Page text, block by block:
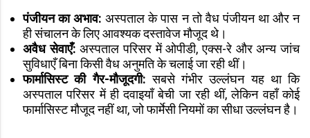
पंजीयन का अभाव: अस्पताल के पास न तो वैध पंजीयन था और न
ही संचालन के लिए आवश्यक दस्तावेज मौजूद थे।
अवैध सेवाएँ: अस्पताल परिसर में ओपीडी, एक्स-रे और अन्य जांच
सुविधाएँ बिना किसी वैध अनुमति के चलाई जा रही थीं।
फार्मासिस्ट की गैर-मौजूदगी: सबसे गंभीर उल्लंघन यह था कि
अस्पताल परिसर में ही दवाइयाँ बेची जा रही थीं, लेकिन वहाँ कोई
फार्मासिस्ट मौजूद नहीं था, जो फार्मेसी नियमों का सीधा उल्लंघन है।